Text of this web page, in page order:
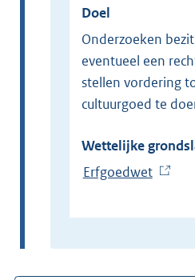
Doel
Onderzoeken bezit cultuurgoed en
eventueel een
stellen vordering
cultuurgoed te
Wettelijke
Erfgoedwet(
x